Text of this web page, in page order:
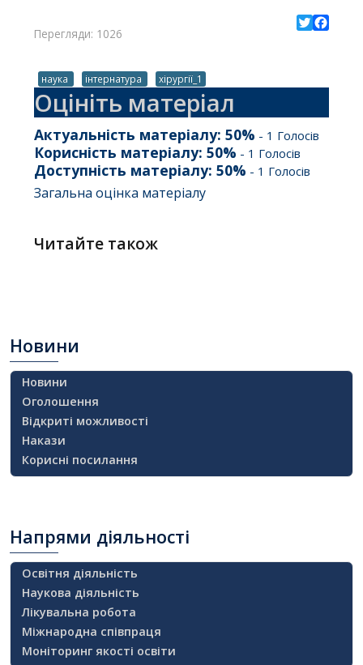
Перегляди: 1026
наука інтернатура хірургії_1
Оцініть матеріал
Актуальність матеріалу: 50% - 1 Голосів
Корисність матеріалу: 50% - 1 Голосів
Доступність матеріалу: 50% - 1 Голосів
Загальна оцінка матеріалу
Читайте також
Новини
Новини
Оголошення
Відкриті можливості
Накази
Корисні посилання
Напрями діяльності
Освітня діяльність
Наукова діяльність
Лікувальна робота
Міжнародна співпраця
Моніторинг якості освіти